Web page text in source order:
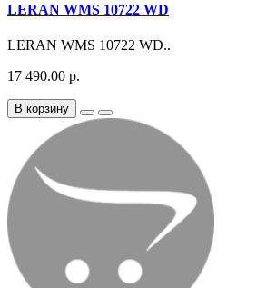
LERAN WMS 10722 WD
LERAN WMS 10722 WD..
17 490.00 р.
В корзину